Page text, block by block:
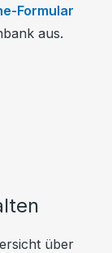
Formular
aus.
über